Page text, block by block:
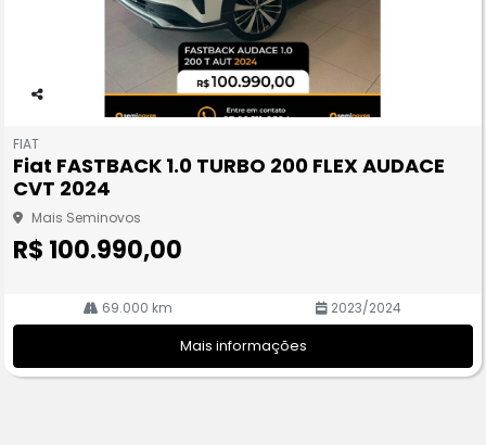
pa
rtil
he
FIAT
Fiat FASTBACK 1.0 TURBO 200 FLEX AUDACE
CVT 2024
Mais Seminovos
R$ 100.990,00
69.000 km 2023/2024
Mais informações